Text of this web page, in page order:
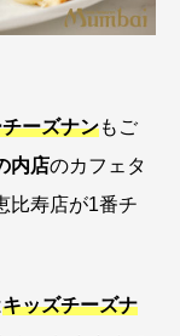
ーズナンもご
内店のカフェタ
比寿店が1番チ
キッズチーズナ